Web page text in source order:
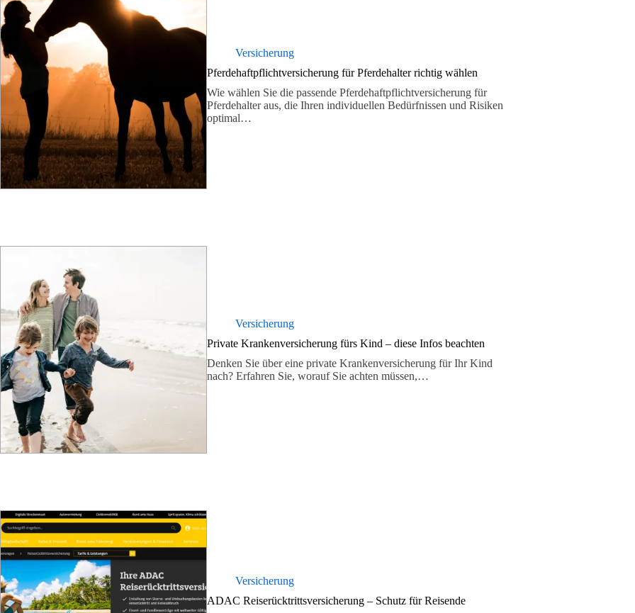
Versicherung
Pferdehaftpflichtversicherung für Pferdehalter richtig wählen
Wie wählen Sie die passende Pferdehaftpflichtversicherung für
Pferdehalter aus, die Ihren individuellen Bedürfnissen und Risiken
optimal…
Versicherung
Private Krankenversicherung fürs Kind – diese Infos beachten
Denken Sie über eine private Krankenversicherung für Ihr Kind
nach? Erfahren Sie, worauf Sie achten müssen,…
Versicherung
ADAC Reiserücktrittsversicherung – Schutz für Reisende